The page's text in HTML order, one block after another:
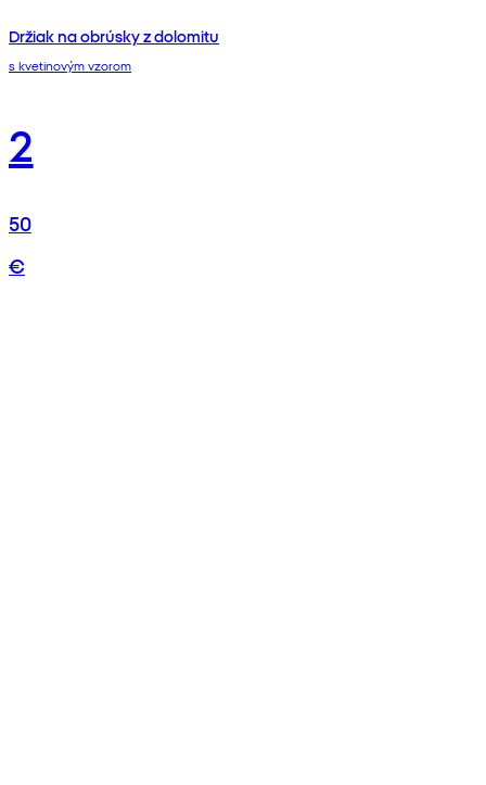
Držiak na obrúsky z dolomitu
s kvetinovým vzorom
2
50
€